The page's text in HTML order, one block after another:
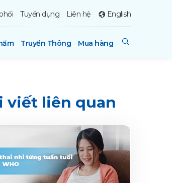
Tuyển dụng Liên hệ English
Truyền Thông Mua hàng
viết liên quan